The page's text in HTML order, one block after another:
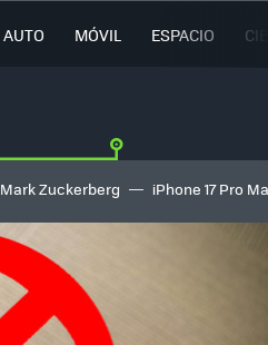
AUTO MÓVIL ESPACIO
Mark Zuckerberg iPhone 17 Pro